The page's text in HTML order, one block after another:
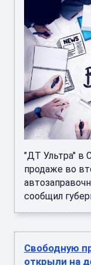
"ДТ Ультра" в
продаже во
сообщил
Свободную
открыли на